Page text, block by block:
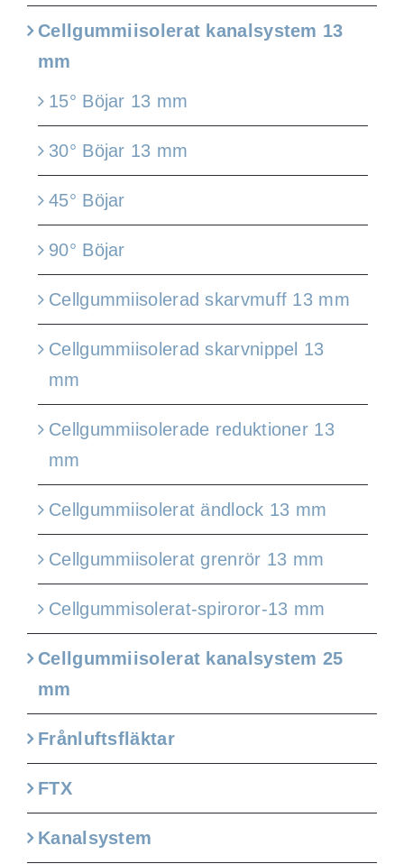
Cellgummiisolerat kanalsystem 13
mm
15° Böjar 13 mm
30° Böjar 13 mm
45° Böjar
90° Böjar
Cellgummiisolerad skarvmuff 13 mm
Cellgummiisolerad skarvnippel 13
mm
Cellgummiisolerade reduktioner 13
mm
Cellgummiisolerat ändlock 13 mm
Cellgummiisolerat grenrör 13 mm
Cellgummisolerat-spiroror-13 mm
Cellgummiisolerat kanalsystem 25
mm
Frånluftsfläktar
FTX
Kanalsystem